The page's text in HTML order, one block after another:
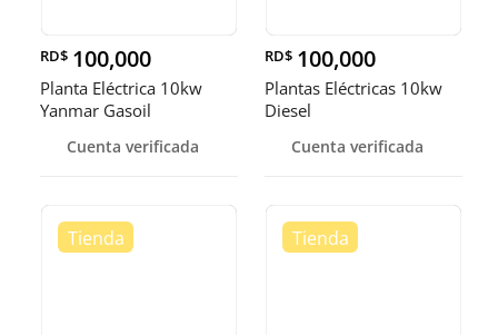
RD$ 100,000
Planta Eléctrica 10kw
Yanmar Gasoil
Cuenta verificada
RD$ 100,000
Plantas Eléctricas 10kw
Diesel
Cuenta verificada